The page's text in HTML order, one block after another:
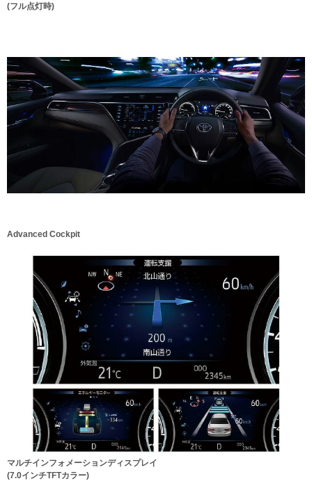
(フル点灯時)
Advanced Cockpit
マルチインフォメーションディスプレイ
(7.0インチTFTカラー)